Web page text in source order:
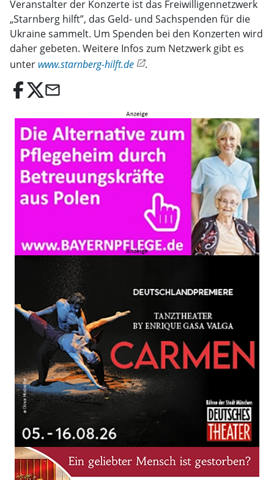
Veranstalter der Konzerte ist das Freiwilligennetzwerk
„Starnberg hilft”, das Geld- und Sachspenden für die
Ukraine sammelt. Um Spenden bei den Konzerten wird
daher gebeten. Weitere Infos zum Netzwerk gibt es
unter www.starnberg-hilft.de .
email